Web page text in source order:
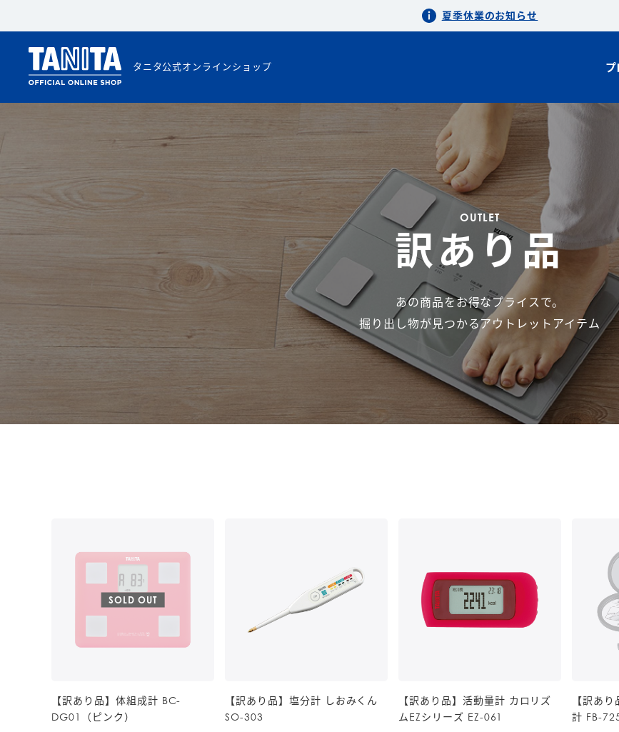
夏季休業のお知らせ
タニタ公式オンラインショップ
OUTLET
訳あり品
あの商品をお得なプライスで。
掘り出し物が見つかるアウトレットアイテム
SOLD OUT
【訳あり品】体組成計 BC-
DG01（ピンク）
【訳あり品】塩分計 しおみくん
SO-303
【訳あり品】活動量計 カロリズ
ムEZシリーズ EZ-061
【訳あ
計 FB-